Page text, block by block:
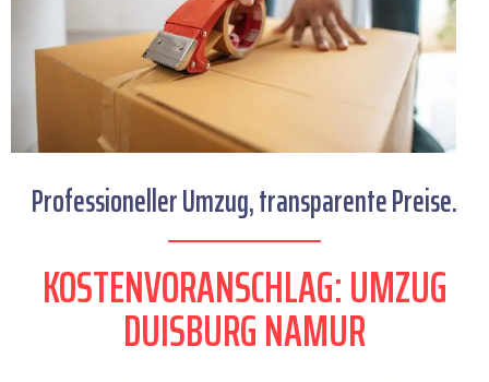
Professioneller Umzug, transparente Preise.
KOSTENVORANSCHLAG: UMZUG
DUISBURG NAMUR